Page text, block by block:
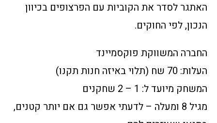
האתגר לסדר את הקוביות עם הפרצופים בכיוון
הנכון, לפי החוקים.
החברה המשווקת פוקסמיינד
העלות: 70 שח (תלוי באיזה חנות תקנו)
המשחק מיועד ל: 1 – 2 שחקנים
מגיל 8 ומעלה – לדעתי אפשר גם אם יותר קטנים,